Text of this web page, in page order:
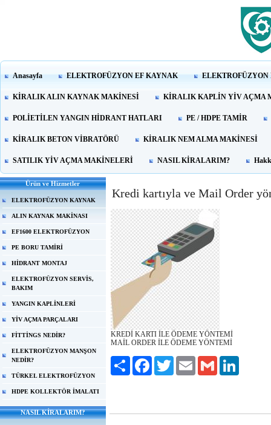
Anasayfa ELEKTROFÜZYON EF KAYNAK
KİRALIK ALIN KAYNAK MAKİNESİ KİRALIK KAPLİN YİV AÇMA
POLİETİLEN YANGIN HİDRANT HATLARI PE / HDPE TAMİR
KİRALIK BETON VİBRATÖRÜ KİRALIK NEM ALMA MAKİNESİ
SATILIK YİV AÇMA MAKİNELERİ NASIL KİRALARIM?
Ürün ve Hizmetler
ELEKTROFÜZYON KAYNAK
ALIN KAYNAK MAKİNASI
EF1600 ELEKTROFÜZYON
PE BORU TAMİRİ
HİDRANT MONTAJ
ELEKTROFÜZYON SERVİS,
BAKIM
YANGIN KAPLİNLERİ
YİV AÇMA PARÇALARI
FİTTİNGS NEDİR?
ELEKTROFÜZYON MANŞON
NEDİR?
TÜRKEL ELEKTROFÜZYON
HDPE KOLLEKTÖR İMALATI
NASIL KİRALARIM?
Kredi kartıyla ve Mail Order
KREDİ KARTI İLE ÖDEME YÖNTEMİ
MAİL ORDER İLE ÖDEME YÖNTEMİ
Paylaş FacebookTwitter Email Gmail